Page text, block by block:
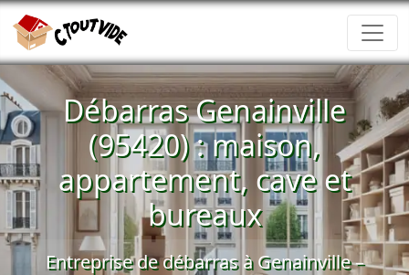
Débarras Genainville
(95420) : maison,
appartement, cave et
bureaux
Entreprise de débarras à Genainville –